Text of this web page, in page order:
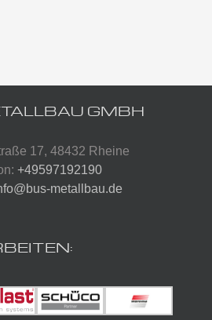
GMBH
17, 48432 Rheine
+49597192190
metallbau.de